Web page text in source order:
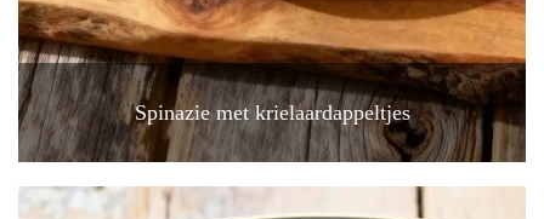
Spinazie met krielaardappeltjes